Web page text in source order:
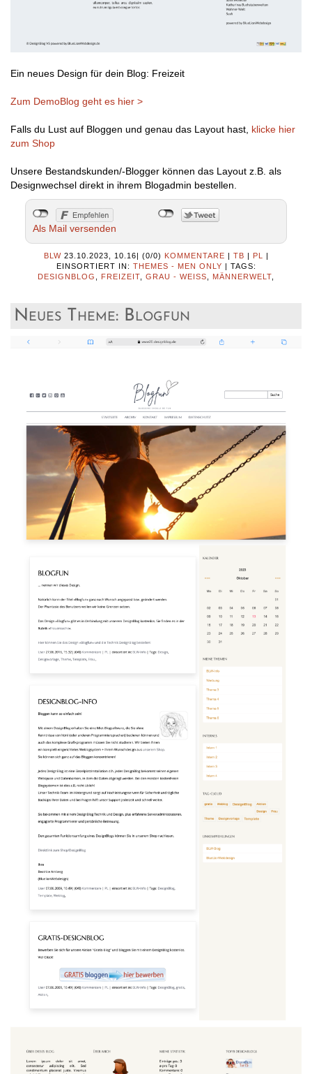
Ein neues Design für dein Blog: Freizeit
Zum DemoBlog geht es hier >
Falls du Lust auf Bloggen und genau das Layout hast, klicke hier
zum Shop
Unsere Bestandskunden/-Blogger können das Layout z.B. als
Designwechsel direkt in ihrem Blogadmin bestellen.
Als Mail versenden
BLW 23.10.2023, 10.16 (0/0) KOMMENTARE TB PL
EINSORTIERT IN: THEMES - MEN ONLY
TAGS:
DESIGNBLOG
FREIZEIT GRAU - WEISS MÄNNERWELT
Neues Theme: Blogfun